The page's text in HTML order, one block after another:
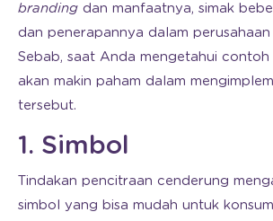
branding dan manfaatnya, simak
dan penerapannya dalam perusahaan
Sebab, saat Anda mengetahui contoh
akan makin paham dalam
tersebut.
1. Simbol
Tindakan pencitraan cenderung
simbol yang bisa mudah untuk